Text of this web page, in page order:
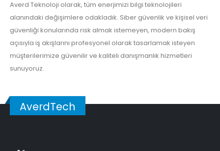
Averd Teknoloji olarak, tüm enerjimizi bilgi teknolojileri
alanındaki değişimlere odakladık. Siber güvenlik ve kişisel veri
güvenliği konularında risk almak istemeyen, modern bakış
açısıyla iş akışlarını profesyonel olarak tasarlamak isteyen
müşterilerimize güvenilir ve kaliteli danışmanlık hizmetleri
sunuyoruz.
AverdTech